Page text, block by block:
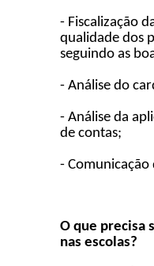
- Fiscalização
qualidade dos
seguindo as
- Análise do
- Análise da
de contas;
-
O que precisa
nas escolas?